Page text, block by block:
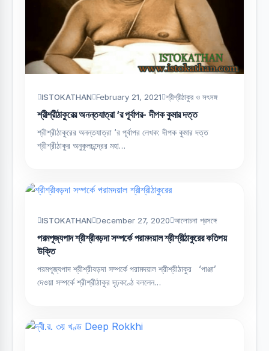
ISTOKATHAN February 21, 2021 শ্রীশ্রীঠাকুর ও সৎসঙ্গ
শ্রীশ্রীঠাকুরের অনন্তযাত্রা ‘র পূর্বাপর- দীপক কুমার দত্ত
শ্রীশ্রীঠাকুরের অনন্তযাত্রা ‘র পূর্বাপর লেখক: দীপক কুমার দত্ত
শ্রীশ্রীঠাকুর অনুকূলচন্দ্রের মহা…
ISTOKATHAN December 27, 2020 আলোচনা প্রসঙ্গে
পরমপূজ্যপাদ শ্রীশ্রীবড়দা সম্পর্কে পরামদয়াল শ্রীশ্রীঠাকুরের কতিপয়
উক্তি
পরমপূজ্যপাদ শ্রীশ্রীবড়দা সম্পর্কে পরামদয়াল শ্রীশ্রীঠাকুর ‘পাঞ্জা’
দেওয়া সম্পর্কে শ্রীশ্রীঠাকুর দৃঢ়কণ্ঠে বললেন…